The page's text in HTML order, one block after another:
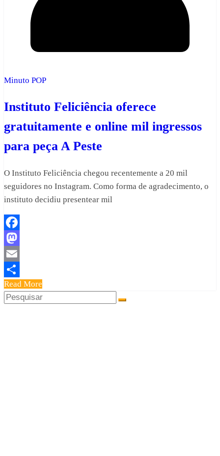
Minuto POP
Instituto Feliciência oferece
gratuitamente e online mil ingressos
para peça A Peste
O Instituto Feliciência chegou recentemente a 20 mil
seguidores no Instagram. Como forma de agradecimento, o
instituto decidiu presentear mil
Facebook
Mastodon
Email
Share
Read More